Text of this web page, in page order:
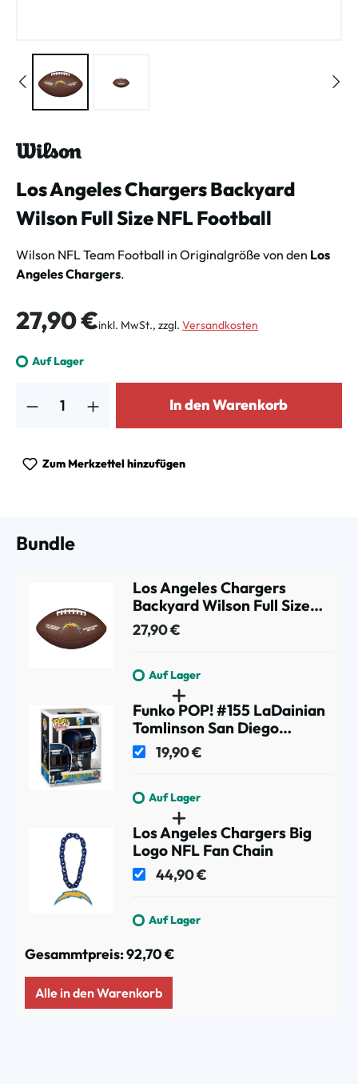
Los Angeles Chargers Backyard
Wilson Full Size NFL Football
Wilson NFL Team Football in Originalgröße von den Los
Angeles Chargers.
Regulärer Preis:
27,90 €inkl. MwSt., zzgl. Versandkosten
Auf Lager
In den Warenkorb
Zum Merkzettel hinzufügen
Bundle
Los Angeles Chargers
Backyard Wilson Full Size
NFL Football
27,90 €
Auf Lager
Funko POP! #155 LaDainian
Tomlinson San Diego
Chargers Vinyl NFL Figur
19,90 €
Auf Lager
Los Angeles Chargers Big
Logo NFL Fan Chain
44,90 €
Auf Lager
Gesammtpreis:92,70 €
Alle in den Warenkorb